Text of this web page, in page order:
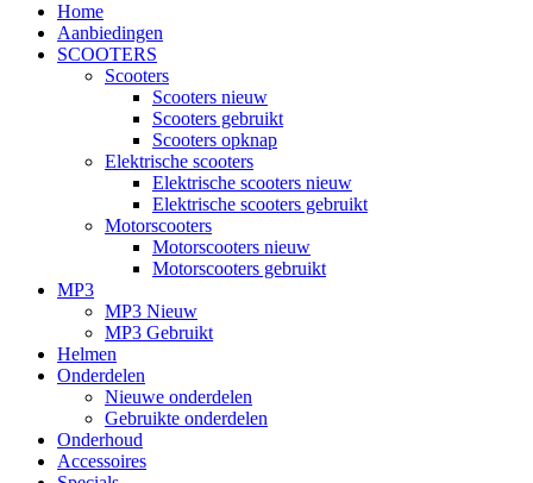
Home
Aanbiedingen
SCOOTERS
Scooters
Scooters nieuw
Scooters gebruikt
Scooters opknap
Elektrische scooters
Elektrische scooters nieuw
Elektrische scooters gebruikt
Motorscooters
Motorscooters nieuw
Motorscooters gebruikt
MP3
MP3 Nieuw
MP3 Gebruikt
Helmen
Onderdelen
Nieuwe onderdelen
Gebruikte onderdelen
Onderhoud
Accessoires